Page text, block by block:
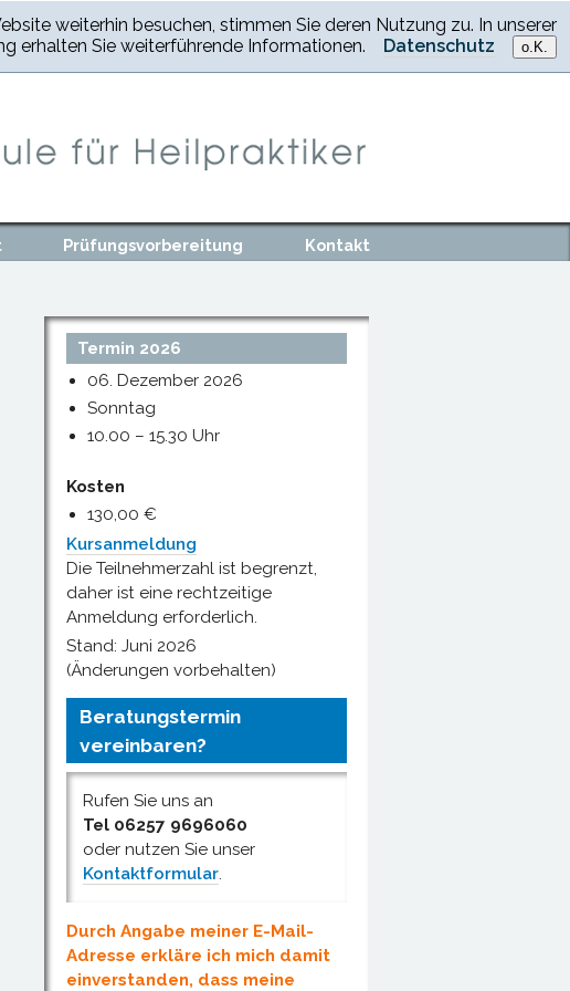
Prüfungsvorbereitung Kontakt
Termin 2026
06. Dezember 2026
Sonntag
10.00 – 15.30 Uhr
Kosten
130,00 €
Kursanmeldung
Die Teilnehmerzahl ist begrenzt,
daher ist eine rechtzeitige
Anmeldung erforderlich.
Stand: Juni 2026
(Änderungen vorbehalten)
Beratungstermin
vereinbaren?
Rufen Sie uns an
Tel 06257 9696060
oder nutzen Sie unser
Kontaktformular.
Durch Angabe meiner E-Mail-
Adresse erkläre ich mich damit
einverstanden, dass meine
weiterhin besuchen, stimmen Sie deren Nutzung zu. In unserer
erhalten Sie weiterführende Informationen.
Datenschutz o.K.